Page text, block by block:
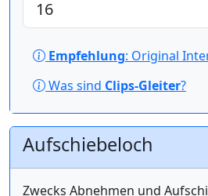
Empfehlung: Original
Was sind Clips-Gleiter?
Aufschiebeloch
Zwecks Abnehmen und